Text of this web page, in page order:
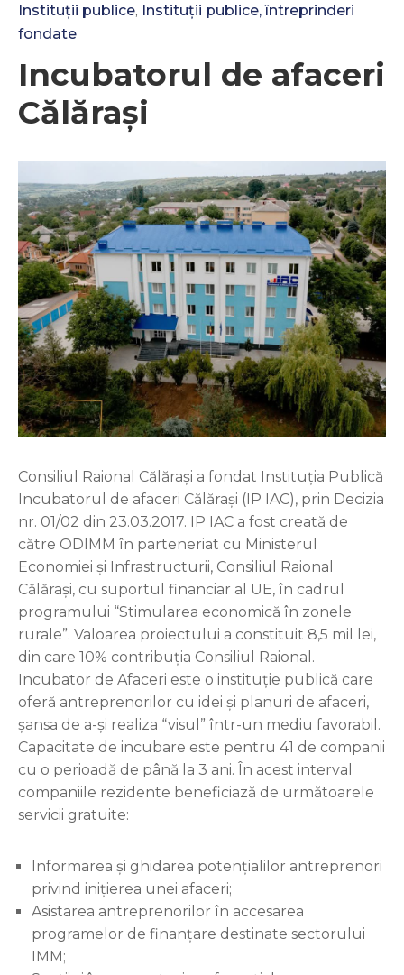
Instituții publice‚ Instituții publice, întreprinderi
fondate
Incubatorul de afaceri
Călărași
Consiliul Raional Călărași a fondat Instituția Publică
Incubatorul de afaceri Călărași (IP IAC), prin Decizia
nr. 01/02 din 23.03.2017. IP IAC a fost creată de
către ODIMM în parteneriat cu Ministerul
Economiei și Infrastructurii, Consiliul Raional
Călărași, cu suportul financiar al UE, în cadrul
programului “Stimularea economică în zonele
rurale”. Valoarea proiectului a constituit 8,5 mil lei,
din care 10% contribuția Consiliul Raional.
Incubator de Afaceri este o instituție publică care
oferă antreprenorilor cu idei și planuri de afaceri,
șansa de a-și realiza “visul” într-un mediu favorabil.
Capacitate de incubare este pentru 41 de companii
cu o perioadă de până la 3 ani. În acest interval
companiile rezidente beneficiază de următoarele
servicii gratuite:
Informarea și ghidarea potențialilor antreprenori
privind inițierea unei afaceri;
Asistarea antreprenorilor în accesarea
programelor de finanțare destinate sectorului
IMM;